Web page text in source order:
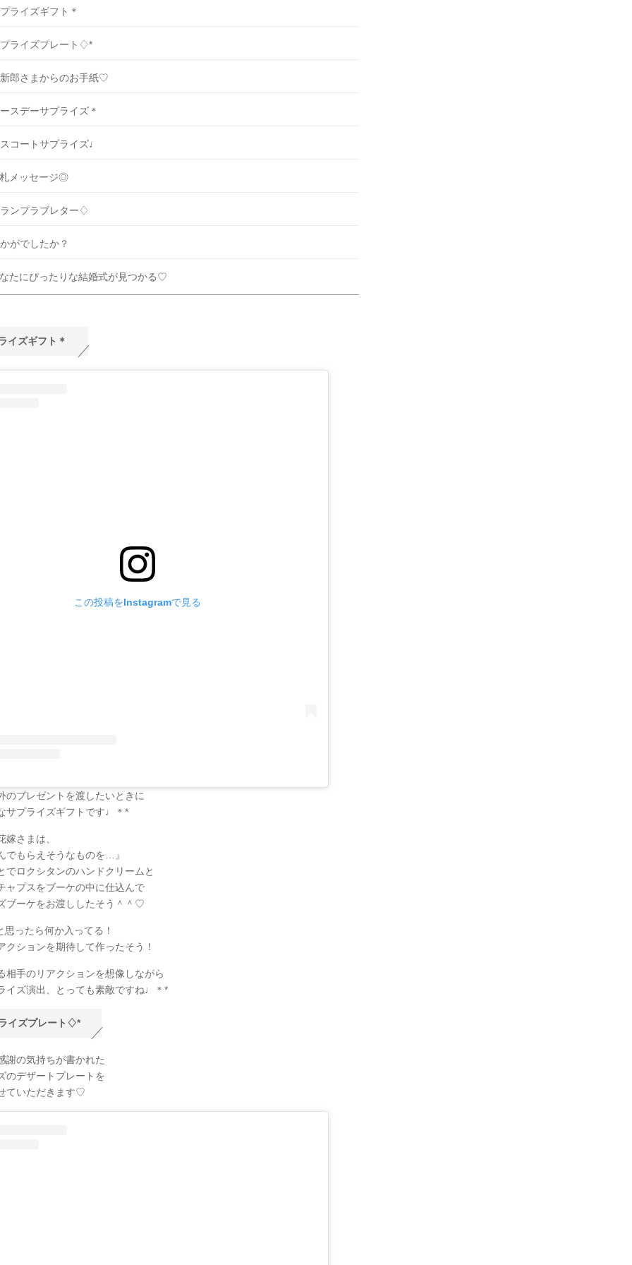
ライズギフト＊
ライズプレート♢*
郎さまからのお手紙♡
スデーサプライズ＊
コートサプライズ♩
メッセージ◎
ンプラブレター♢
がでしたか？
たにぴったりな結婚式が見つかる♡
イズギフト＊
この投稿をInstagramで見る
のプレゼントを渡したいときに
サプライズギフトです♩＊*
嫁さまは、
でもらえそうなものを…』
でロクシタンのハンドクリームと
ャプスをブーケの中に仕込んで
ブーケをお渡ししたそう＾＾♡
ったら何か入ってる！
クションを期待して作ったそう！
相手のリアクションを想像しながら
イズ演出、とっても素敵ですね♩＊*
イズプレート♢*
謝の気持ちが書かれた
のデザートプレートを
ていただきます♡